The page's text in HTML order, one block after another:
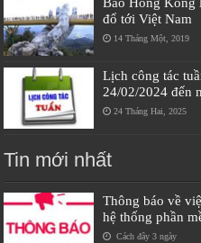
đổ tới Việt Nam
14 Tháng Một, 2019
Lịch công tác
24/02/2024 đến
24 Tháng Hai, 2025
Tin mới nhất
Thông báo về
hệ thống phần
Cách đây 3 ngày